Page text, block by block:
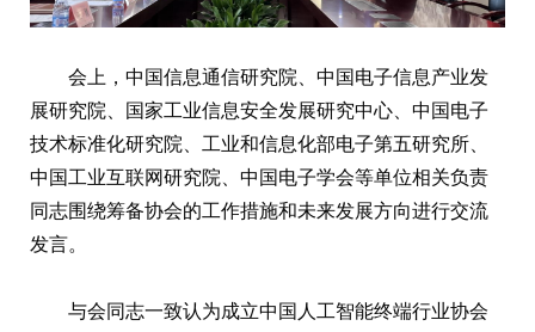
会上，中国信息通信研究院、中国电子信息产业发
展研究院、国家工业信息安全发展研究中心、中国电子
技术标准化研究院、工业和信息化部电子第五研究所、
中国工业互联网研究院、中国电子学会等单位相关负责
同志围绕筹备协会的工作措施和未来发展方向进行交流
发言。
与会同志一致认为成立中国人工智能终端行业协会